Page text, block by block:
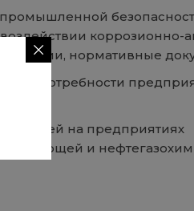
коррозионно-
нормативные
потребности
на предприятиях
и